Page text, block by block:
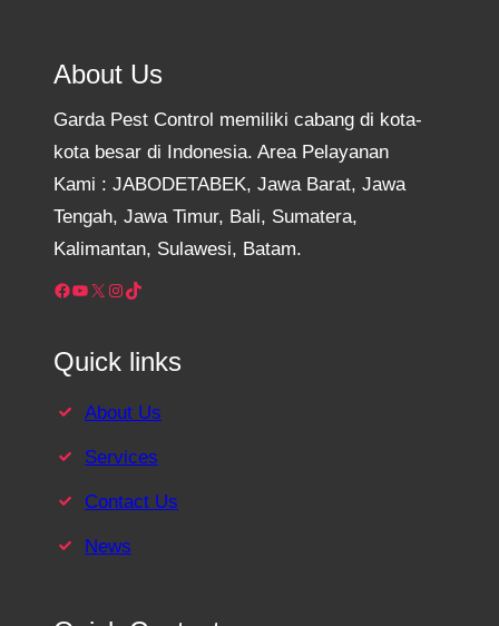
About Us
Garda Pest Control memiliki cabang di kota-
kota besar di Indonesia. Area Pelayanan
Kami : JABODETABEK, Jawa Barat, Jawa
Tengah, Jawa Timur, Bali, Sumatera,
Kalimantan, Sulawesi, Batam.
Facebook YouTube X Instagram TikTok
Quick links
About Us
Services
Contact Us
News